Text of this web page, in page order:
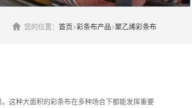
您的位置： 首页>彩条布产品>聚乙烯彩条布
这种大面积的彩条布在多种场合下都能发挥重要